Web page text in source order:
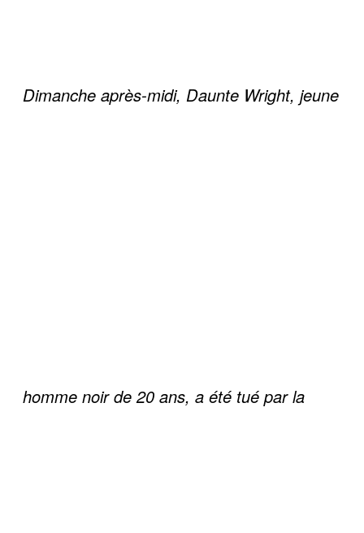
Dimanche après-midi, Daunte Wright, jeune
homme noir de 20 ans, a été tué par la